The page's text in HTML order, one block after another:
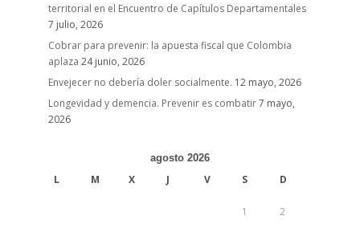
territorial en el Encuentro de Capítulos Departamentales
7 julio, 2026
Cobrar para prevenir: la apuesta fiscal que Colombia
aplaza 24 junio, 2026
Envejecer no debería doler socialmente. 12 mayo, 2026
Longevidad y demencia. Prevenir es combatir7 mayo,
2026
agosto 2026
L M X J V S D
1 2